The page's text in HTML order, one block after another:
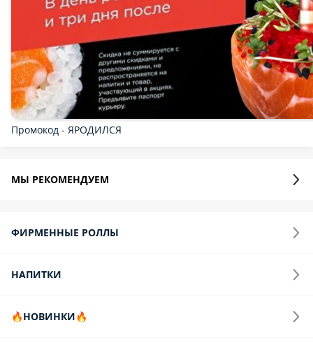
Промокод - ЯРОДИЛСЯ
МЫ РЕКОМЕНДУЕМ
ФИРМЕННЫЕ РОЛЛЫ
НАПИТКИ
🔥НОВИНКИ🔥